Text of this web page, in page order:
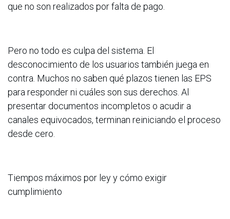
que no son realizados por falta de pago.
Pero no todo es culpa del sistema. El
desconocimiento de los usuarios también juega en
contra. Muchos no saben qué plazos tienen las EPS
para responder ni cuáles son sus derechos. Al
presentar documentos incompletos o acudir a
canales equivocados, terminan reiniciando el proceso
desde cero.
Tiempos máximos por ley y cómo exigir
cumplimiento